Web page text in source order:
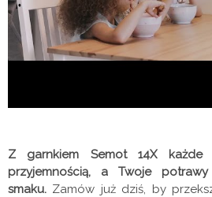
Z garnkiem Semot 14X każde
przyjemnością, a Twoje
smaku. Zamów już dziś, by